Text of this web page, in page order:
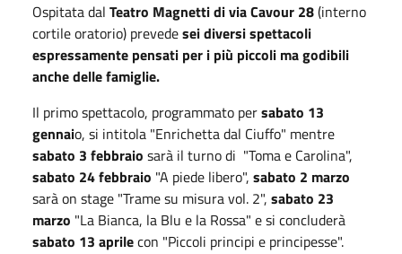
Ospitata dal Teatro Magnetti di via Cavour 28(interno
cortile oratorio) prevedesei diversi spettacoli
espressamente pensati per i più piccoli ma godibili
anche delle famiglie.
Il primo spettacolo, programmato persabato 13
gennaio, si intitola "Enrichetta dal Ciuffo" mentre
sabato 3 febbraio sarà il turno di "Toma e Carolina",
sabato 24 febbraio "A piede libero", sabato 2 marzo
sarà on stage "Trame su misura vol. 2", sabato 23
marzo "La Bianca, la Blu e la Rossa" e si concluderà
sabato 13 aprilecon "Piccoli principi e principesse".